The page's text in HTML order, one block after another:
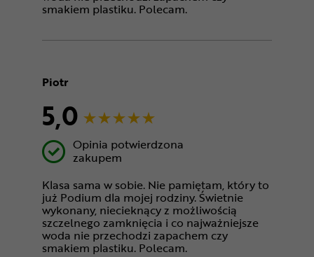
smakiem plastiku. Polecam.
Piotr
5,0
Opinia potwierdzona
zakupem
Klasa sama w sobie. Nie pamiętam, który to
już Podium dla mojej rodziny. Świetnie
wykonany, niecieknący z możliwością
szczelnego zamknięcia i co najważniejsze
woda nie przechodzi zapachem czy
smakiem plastiku. Polecam.